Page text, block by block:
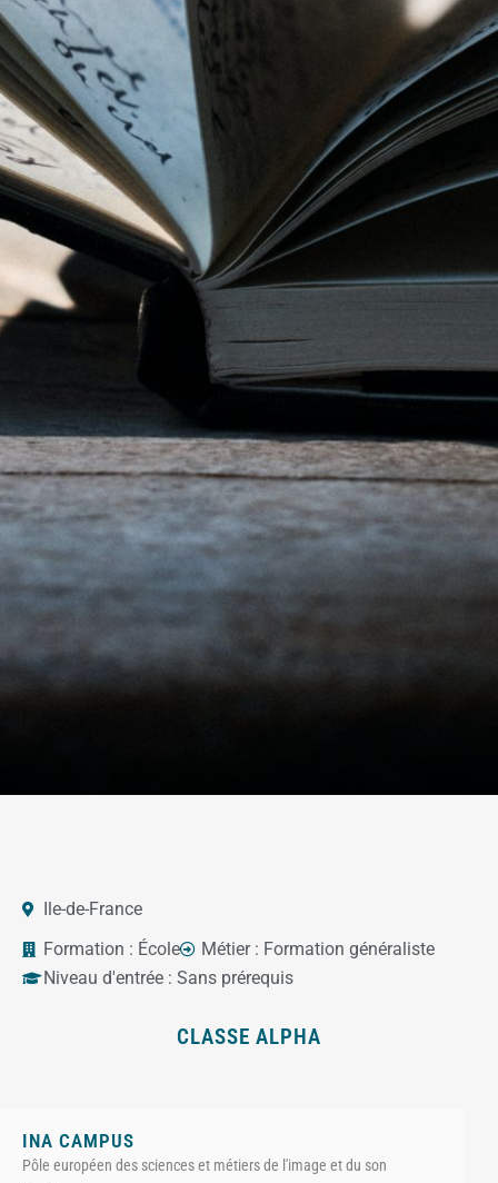
Ile-de-France
Formation : École Métier : Formation généraliste
Niveau d'entrée : Sans prérequis
CLASSE ALPHA
INA CAMPUS
Pôle européen des sciences et métiers de l'image et du son